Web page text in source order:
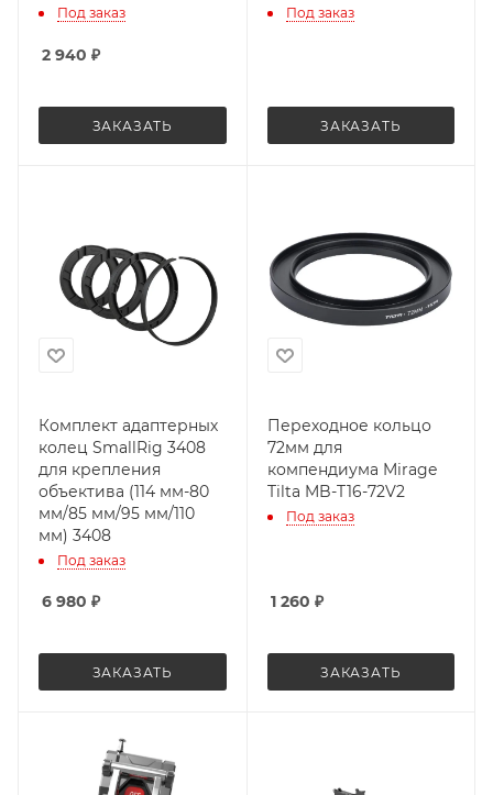
Под заказ
2 940 ₽
ЗАКАЗАТЬ
Под заказ
ЗАКАЗАТЬ
Комплект адаптерных
колец SmallRig 3408
для крепления
объектива (114 мм-80
мм/85 мм/95 мм/110
мм) 3408
Под заказ
6 980 ₽
ЗАКАЗАТЬ
Переходное кольцо
72мм для
компендиума Mirage
Tilta MB-T16-72V2
Под заказ
1 260 ₽
ЗАКАЗАТЬ